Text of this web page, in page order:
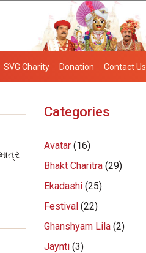
SVG Charity Donation Contact Us
Categories
Avatar(16)
Bhakt Charitra(29)
Ekadashi(25)
Festival(22)
Ghanshyam Lila(2)
Jaynti(3)